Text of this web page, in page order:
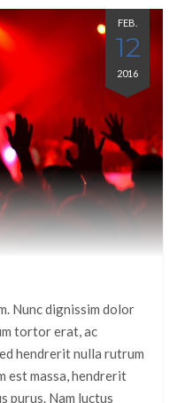
FEB.
12
2016
Nunc dignissim dolor
tortor erat, ac
hendrerit nulla rutrum
est massa, hendrerit
purus. Nam luctus